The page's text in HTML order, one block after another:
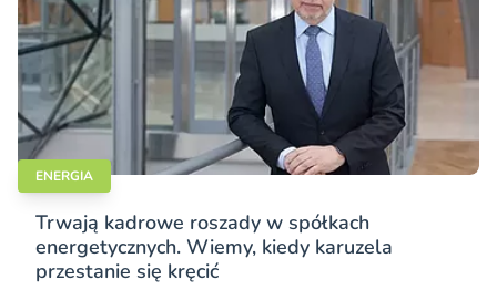
ENERGIA
Trwają kadrowe roszady w spółkach
energetycznych. Wiemy, kiedy karuzela
przestanie się kręcić